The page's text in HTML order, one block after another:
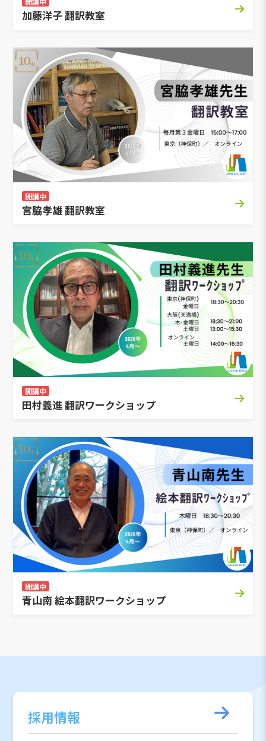
加藤洋子 翻訳教室
開講中
宮脇孝雄 翻訳教室
開講中
田村義進 翻訳ワークショップ
開講中
青山南 絵本翻訳ワークショップ
採用情報